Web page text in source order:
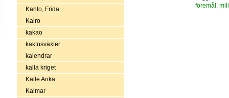
Kahlo, Frida
Kairo
kakao
kaktusväxter
kalendrar
kalla kriget
Kalle Anka
Kalmar
föremål